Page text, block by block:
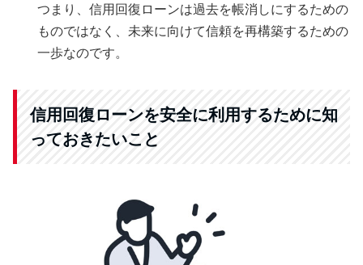
つまり、信用回復ローンは過去を帳消しにするための
ものではなく、未来に向けて信頼を再構築するための
一歩なのです。
信用回復ローンを安全に利用するために知
っておきたいこと